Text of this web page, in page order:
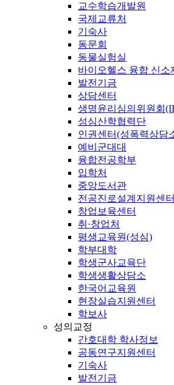
교수학습개발원
국제교류처
기숙사
동문회
동물실험실
바이오헬스 융합 신소
발전기금
상담센터
생명윤리심의위원회
성심산학협력단
인권센터(성폭력상담
예비군대대
융합전공학부
입학처
중앙도서관
전공진로설계지원센터
창업보육센터
취·창업처
평생교육원(성심)
학부대학
학생군사교육단
학생생활상담소
한국어교육원
현장실습지원센터
학보사
성의교정
간호대학 학사정보
공동연구지원센터
기숙사
발전기금